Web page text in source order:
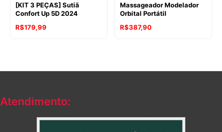
[KIT 3 PEÇAS] Sutiã
Confort Up 5D 2024
R$179,99
Massageador Modelador
Orbital Portátil
R$387,90
Atendimento: